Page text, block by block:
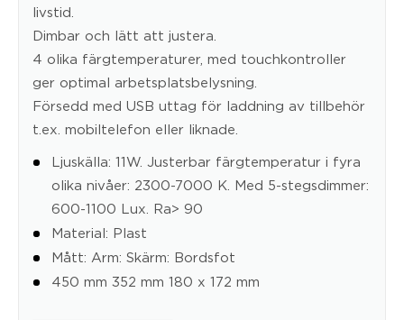
livstid.
Dimbar och lätt att justera.
4 olika färgtemperaturer, med touchkontroller
ger optimal arbetsplatsbelysning.
Försedd med USB uttag för laddning av tillbehör
t.ex. mobiltelefon eller liknade.
Ljuskälla: 11W. Justerbar färgtemperatur i fyra
olika nivåer: 2300-7000 K. Med 5-stegsdimmer:
600-1100 Lux. Ra> 90
Material: Plast
Mått: Arm: Skärm: Bordsfot
450 mm 352 mm 180 x 172 mm